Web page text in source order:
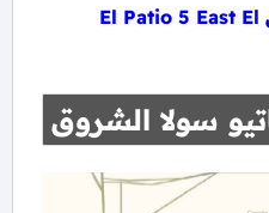
الباتيو 5 ايست الشروق El Patio 5 East El
سولا الشروق